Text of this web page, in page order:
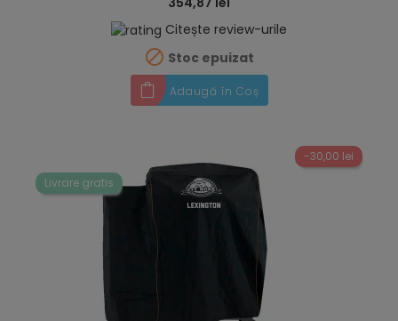
Citește review-urile
 Stoc epuizat
Adaugă în Coș
-30,00 lei
Livrare gratis